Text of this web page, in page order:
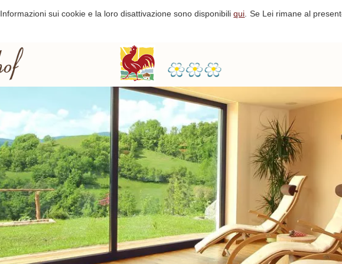
Informazioni sui cookie e la loro disattivazione sono disponibiliqui Se Lei rimane al